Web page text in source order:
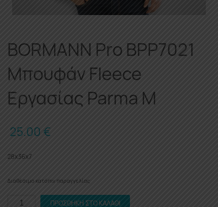
BORMANN Pro BPP7021
Μπουφάν Fleece
Εργασίας Parma M
25.00 €
28x36x7
Διαθέσιμο κατόπιν παραγγελίας
BORMANN
ΠΡΟΣΘΉΚΗ ΣΤΟ ΚΑΛΆΘΙ